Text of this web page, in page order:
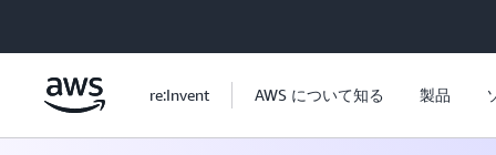
re:Invent AWS について知る 製品